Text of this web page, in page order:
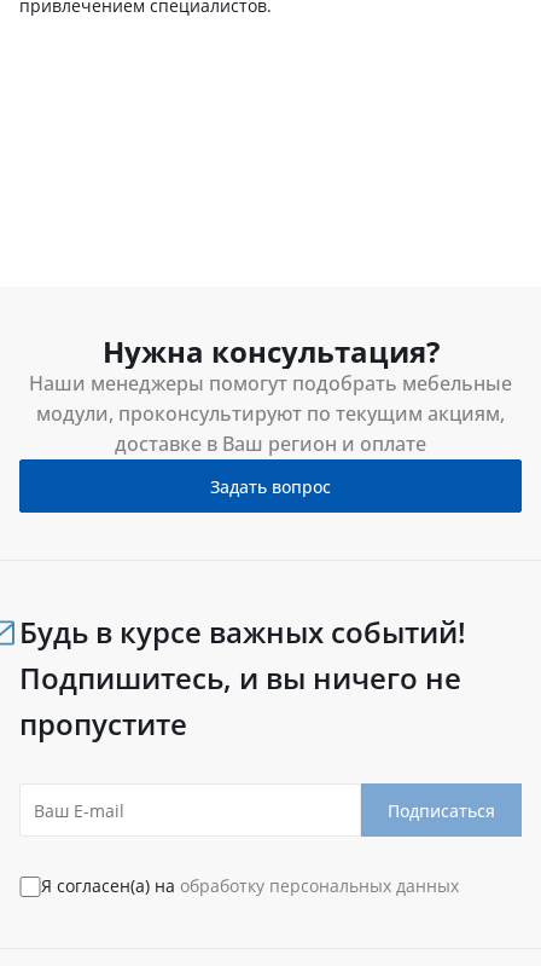
привлечением специалистов.
Нужна консультация?
Наши менеджеры помогут подобрать мебельные
модули, проконсультируют по текущим акциям,
доставке в Ваш регион и оплате
Задать вопрос
Будь в курсе важных событий!
Подпишитесь, и вы ничего не
пропустите
Подписаться
Я согласен(а) на обработку персональных данных